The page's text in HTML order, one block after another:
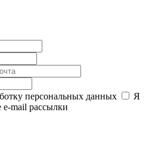
персональных данных
Я
e-mail рассылки